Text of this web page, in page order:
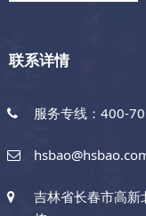
联系详情
服务专线：400-
吉林省长春市高